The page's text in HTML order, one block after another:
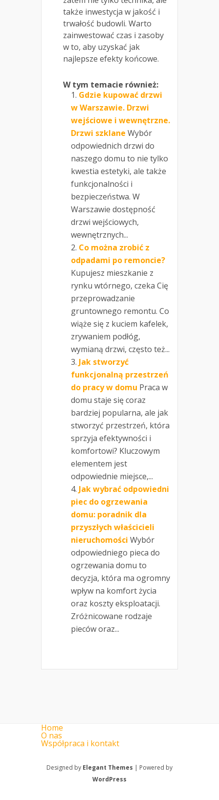
także inwestycja w jakość i
trwałość budowli. Warto
zainwestować czas i zasoby
w to, aby uzyskać jak
najlepsze efekty końcowe.
W tym temacie również:
Gdzie kupować drzwi
w Warszawie. Drzwi
wejściowe i wewnętrzne.
Drzwi szklane Wybór
odpowiednich drzwi do
naszego domu to nie tylko
kwestia estetyki, ale także
funkcjonalności i
bezpieczeństwa. W
Warszawie dostępność
drzwi wejściowych,
wewnętrznych...
Co można zrobić z
odpadami po remoncie?
Kupujesz mieszkanie z
rynku wtórnego, czeka Cię
przeprowadzanie
gruntownego remontu. Co
wiąże się z kuciem kafelek,
zrywaniem podłóg,
wymianą drzwi, często też...
Jak stworzyć
funkcjonalną przestrzeń
do pracy w domu Praca w
domu staje się coraz
bardziej popularna, ale jak
stworzyć przestrzeń, która
sprzyja efektywności i
komfortowi? Kluczowym
elementem jest
odpowiednie miejsce,...
Jak wybrać odpowiedni
piec do ogrzewania
domu: poradnik dla
przyszłych właścicieli
nieruchomości Wybór
odpowiedniego pieca do
ogrzewania domu to
decyzja, która ma ogromny
wpływ na komfort życia
oraz koszty eksploatacji.
Zróżnicowane rodzaje
pieców oraz...
Home
O nas
Współpraca i kontakt
Designed by Elegant Themes | Powered by
WordPress